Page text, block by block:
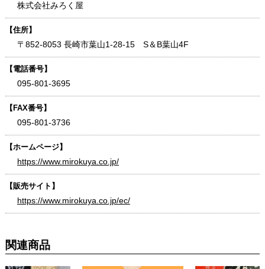
株式会社みろく屋
【住所】
〒852-8053 長崎市葉山1-28-15 S＆B葉山4F
【電話番号】
095-801-3695
【FAX番号】
095-801-3736
【ホームページ】
https://www.mirokuya.co.jp/
【販売サイト】
https://www.mirokuya.co.jp/ec/
関連商品